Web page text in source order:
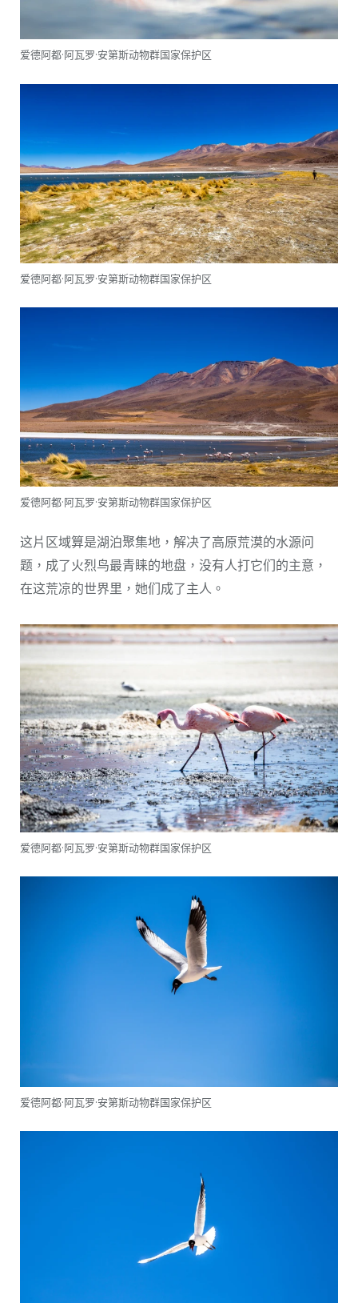
爱德阿都·阿瓦罗·安第斯动物群国家保护区
爱德阿都·阿瓦罗·安第斯动物群国家保护区
爱德阿都·阿瓦罗·安第斯动物群国家保护区
这片区域算是湖泊聚集地，解决了高原荒漠的水源问
题，成了火烈鸟最青睐的地盘，没有人打它们的主意，
在这荒凉的世界里，她们成了主人。
爱德阿都·阿瓦罗·安第斯动物群国家保护区
爱德阿都·阿瓦罗·安第斯动物群国家保护区